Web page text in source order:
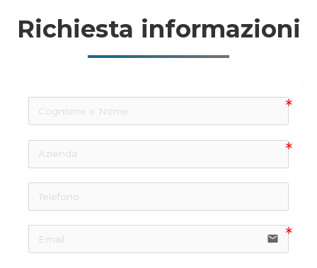
Richiesta informazioni
email